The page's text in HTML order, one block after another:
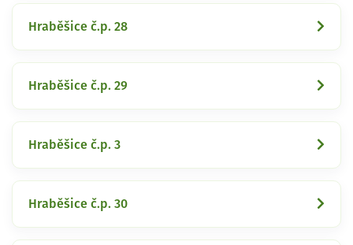
Hraběšice č.p. 28
Hraběšice č.p. 29
Hraběšice č.p. 3
Hraběšice č.p. 30